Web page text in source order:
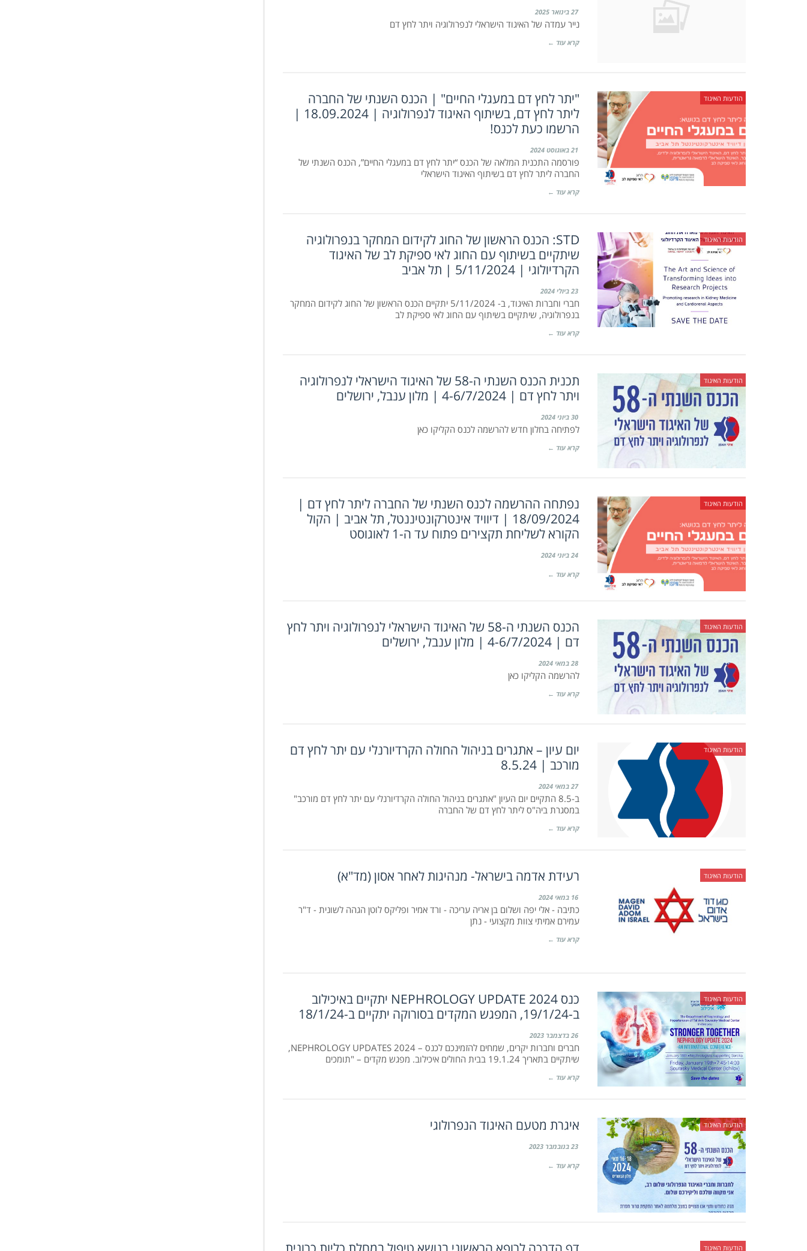
27 בינואר 2025
נייר עמדה של האיגוד הישראלי לנפרולוגיה ויתר לחץ דם
קרא עוד ←
הודעות האיגוד
"יתר לחץ דם במעגלי החיים" | הכנס השנתי של החברה
ליתר לחץ דם, בשיתוף האיגוד לנפרולוגיה | 18.09.2024 |
הרשמו כעת לכנס!
21 באוגוסט 2024
פורסמה התכנית המלאה של הכנס “יתר לחץ דם במעגלי החיים”, הכנס השנתי של
החברה ליתר לחץ דם בשיתוף האיגוד הישראלי
קרא עוד ←
הודעות האיגוד
STD: הכנס הראשון של החוג לקידום המחקר בנפרולוגיה
שיתקיים בשיתוף עם החוג לאי ספיקת לב של האיגוד
הקרדיולוגי | 5/11/2024 | תל אביב
23 ביולי 2024
חברי וחברות האיגוד, ב- 5/11/2024 יתקיים הכנס הראשון של החוג לקידום המחקר
בנפרולוגיה, שיתקיים בשיתוף עם החוג לאי ספיקת לב
קרא עוד ←
הודעות האיגוד
תכנית הכנס השנתי ה-58 של האיגוד הישראלי לנפרולוגיה
ויתר לחץ דם | 4-6/7/2024 | מלון ענבל, ירושלים
30 ביוני 2024
לפתיחה בחלון חדש להרשמה לכנס הקליקו כאן
קרא עוד ←
הודעות האיגוד
נפתחה ההרשמה לכנס השנתי של החברה ליתר לחץ דם |
18/09/2024 | דיוויד אינטרקונטיננטל, תל אביב | הקול
הקורא לשליחת תקצירים פתוח עד ה-1 לאוגוסט
24 ביוני 2024
קרא עוד ←
הודעות האיגוד
הכנס השנתי ה-58 של האיגוד הישראלי לנפרולוגיה ויתר לחץ
דם | 4-6/7/2024 | מלון ענבל, ירושלים
28 במאי 2024
להרשמה הקליקו כאן
קרא עוד ←
הודעות האיגוד
יום עיון – אתגרים בניהול החולה הקרדיורנלי עם יתר לחץ דם
מורכב | 8.5.24
27 במאי 2024
ב-8.5 התקיים יום העיון "אתגרים בניהול החולה הקרדיורנלי עם יתר לחץ דם מורכב"
במסגרת ביה"ס ליתר לחץ דם של החברה
קרא עוד ←
הודעות האיגוד רעידת אדמה בישראל- מנהיגות לאחר אסון (מד"א)
16 במאי 2024
כתיבה - אלי יפה ושלום בן אריה עריכה - ורד אמיר ופליקס לוטן הגהה לשונית - ד"ר
עמירם אמיתי צוות מקצועי - נתן
קרא עוד ←
הודעות האיגוד
כנס NEPHROLOGY UPDATE 2024 יתקיים באיכילוב
ב-19/1/24, המפגש המקדים בסורוקה יתקיים ב-18/1/24
26 בדצמבר 2023
חברים וחברות יקרים, שמחים להזמינכם לכנס – NEPHROLOGY UPDATES 2024,
שיתקיים בתאריך 19.1.24 בבית החולים איכילוב. מפגש מקדים – "תומכים
קרא עוד ←
הודעות האיגוד איגרת מטעם האיגוד הנפרולוגי
23 בנובמבר 2023
קרא עוד ←
הודעות האיגוד